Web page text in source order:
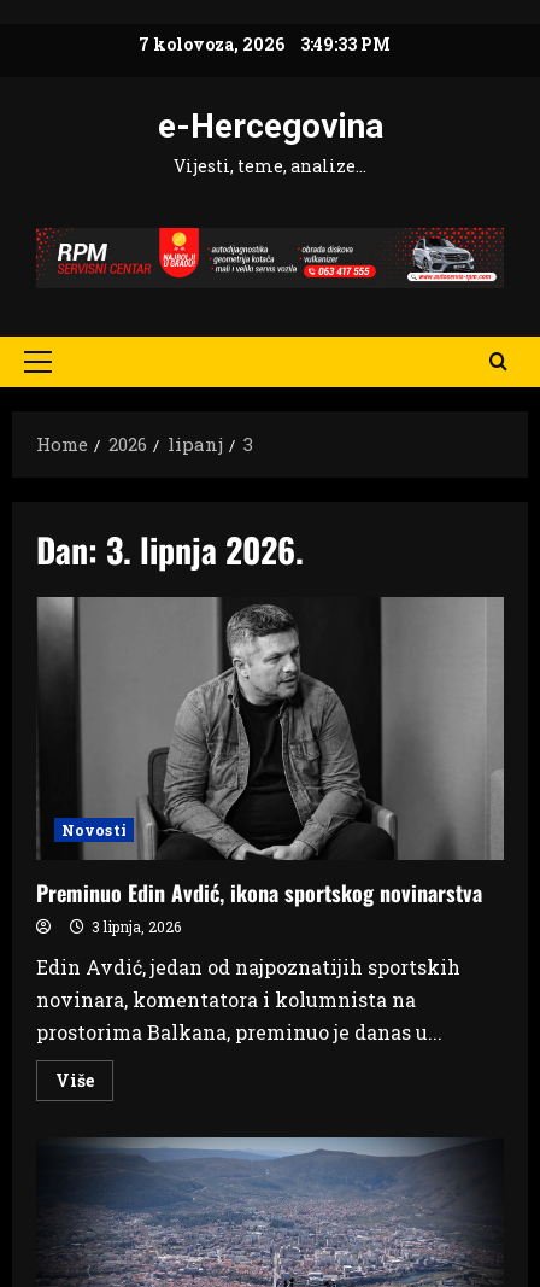
7 kolovoza, 2026 3:49:35 PM
e-Hercegovina
Vijesti, teme, analize…
Primary
Home
2026 lipanj 3
Dan: 3. lipnja 2026.
Novosti
Preminuo Edin Avdić, ikona sportskog novinarstva
3 lipnja, 2026
Edin Avdić, jedan od najpoznatijih sportskih
novinara, komentatora i kolumnista na
prostorima Balkana, preminuo je danas u...
VišeRead
more
Edin
Avdić,
sportskog
novinarstva